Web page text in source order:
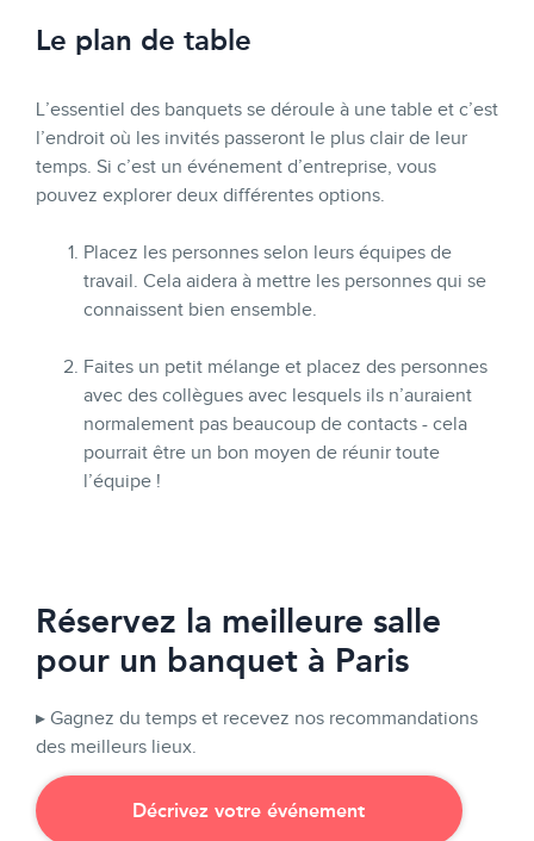
Le plan de table
L’essentiel des banquets se déroule à une table et c’est
l’endroit où les invités passeront le plus clair de leur
temps. Si c’est un événement d’entreprise, vous
pouvez explorer deux différentes options.
Placez les personnes selon leurs équipes de
travail. Cela aidera à mettre les personnes qui se
connaissent bien ensemble.
Faites un petit mélange et placez des personnes
avec des collègues avec lesquels ils n’auraient
normalement pas beaucoup de contacts - cela
pourrait être un bon moyen de réunir toute
l’équipe !
Réservez la meilleure salle
pour un banquet à Paris
▸ Gagnez du temps et recevez nos recommandations
des meilleurs lieux.
Décrivez votre événement